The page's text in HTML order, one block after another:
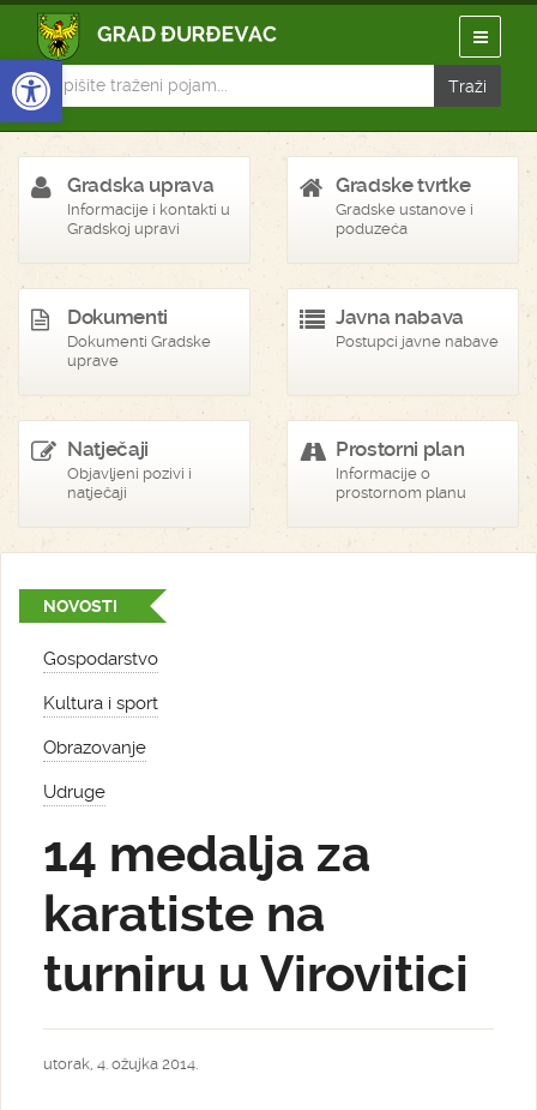
Open toolbar
Gradska uprava
Informacije i kontakti u
Gradskoj upravi
Gradske tvrtke
Gradske ustanove i
poduzeća
Dokumenti
Dokumenti Gradske
uprave
Javna nabava
Postupci javne nabave
Natječaji
Objavljeni pozivi i
natječaji
Prostorni plan
Informacije o
prostornom planu
NOVOSTI
Gospodarstvo
Kultura i sport
Obrazovanje
Udruge
14 medalja za
karatiste na
turniru u Virovitici
utorak, 4. ožujka 2014.